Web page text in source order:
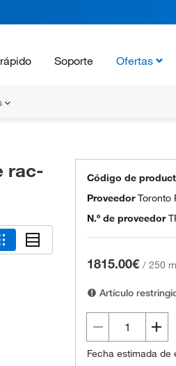
Soporte Ofertas
rac-
Código de
ProveedorToronto
N.º de proveedor
1815.00€ / 250
Artículo
Fecha estimada de